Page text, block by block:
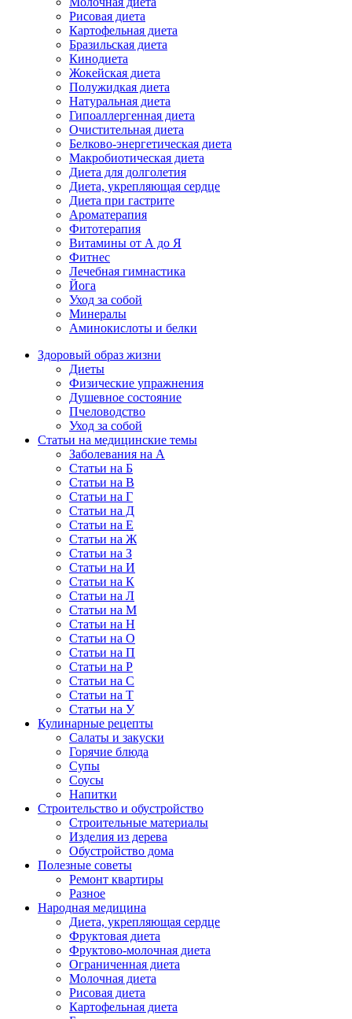
Рисовая диета
Картофельная диета
Бразильская диета
Кинодиета
Жокейская диета
Полужидкая диета
Натуральная диета
Гипоаллергенная диета
Очистительная диета
Белково-энергетическая диета
Макробиотическая диета
Диета для долголетия
Диета, укрепляющая сердце
Диета при гастрите
Ароматерапия
Фитотерапия
Витамины от А до Я
Фитнес
Лечебная гимнастика
Йога
Уход за собой
Минералы
Аминокислоты и белки
Здоровый образ жизни
Диеты
Физические упражнения
Душевное состояние
Пчеловодство
Уход за собой
Статьи на медицинские темы
Заболевания на А
Статьи на Б
Статьи на В
Статьи на Г
Статьи на Д
Статьи на Е
Статьи на Ж
Статьи на З
Статьи на И
Статьи на К
Статьи на Л
Статьи на М
Статьи на Н
Статьи на О
Статьи на П
Статьи на Р
Статьи на С
Статьи на Т
Статьи на У
Кулинарные рецепты
Салаты и закуски
Горячие блюда
Супы
Соусы
Напитки
Строительство и обустройство
Строительные материалы
Изделия из дерева
Обустройство дома
Полезные советы
Ремонт квартиры
Разное
Народная медицина
Диета, укрепляющая сердце
Фруктовая диета
Фруктово-молочная диета
Ограниченная диета
Молочная диета
Рисовая диета
Картофельная диета